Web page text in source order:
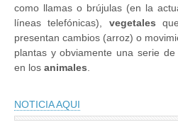
como llamas o brújulas (en la
líneas telefónicas), vegetales
presentan cambios (arroz) o
plantas y obviamente una serie
en los animales
NOTICIA AQUI